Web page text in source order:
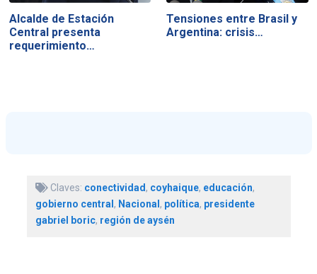
Alcalde de Estación
Central presenta
requerimiento…
Tensiones entre Brasil y
Argentina: crisis…
Claves: conectividad, coyhaique, educación,
gobierno central , Nacional , política, presidente
gabriel boric, región de aysén